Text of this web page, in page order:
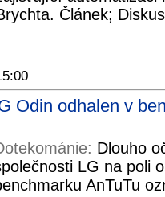
Článek;
Odin odhalen v
Dlouho
LG na poli
AnTuTu